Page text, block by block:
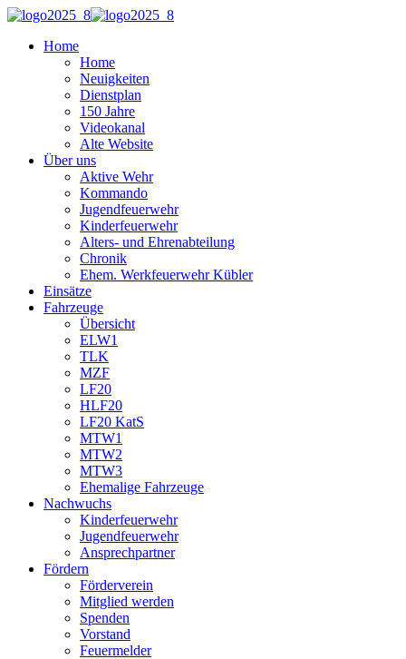
Home
Home
Neuigkeiten
Dienstplan
150 Jahre
Videokanal
Alte Website
Über uns
Aktive Wehr
Kommando
Jugendfeuerwehr
Kinderfeuerwehr
Alters- und Ehrenabteilung
Chronik
Ehem. Werkfeuerwehr Kübler
Einsätze
Fahrzeuge
Übersicht
ELW1
TLK
MZF
LF20
HLF20
LF20 KatS
MTW1
MTW2
MTW3
Ehemalige Fahrzeuge
Nachwuchs
Kinderfeuerwehr
Jugendfeuerwehr
Ansprechpartner
Fördern
Förderverein
Mitglied werden
Spenden
Vorstand
Feuermelder